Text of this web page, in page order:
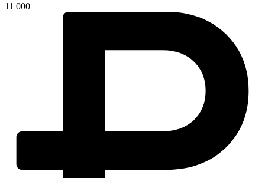
11 000